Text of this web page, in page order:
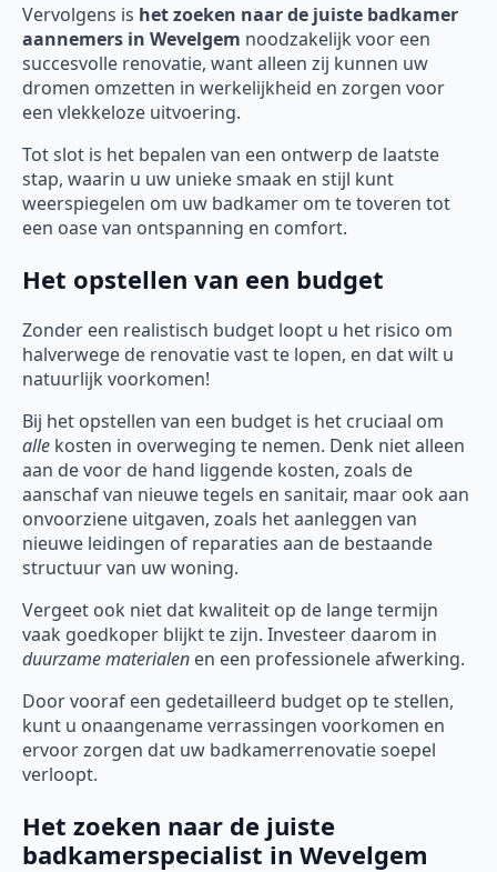
Vervolgens is het zoeken naar de juiste badkamer
aannemers in Wevelgem noodzakelijk voor een
succesvolle renovatie, want alleen zij kunnen uw
dromen omzetten in werkelijkheid en zorgen voor
een vlekkeloze uitvoering.
Tot slot is het bepalen van een ontwerp de laatste
stap, waarin u uw unieke smaak en stijl kunt
weerspiegelen om uw badkamer om te toveren tot
een oase van ontspanning en comfort.
Het opstellen van een budget
Zonder een realistisch budget loopt u het risico om
halverwege de renovatie vast te lopen, en dat wilt u
natuurlijk voorkomen!
Bij het opstellen van een budget is het cruciaal om
alle kosten in overweging te nemen. Denk niet alleen
aan de voor de hand liggende kosten, zoals de
aanschaf van nieuwe tegels en sanitair, maar ook aan
onvoorziene uitgaven, zoals het aanleggen van
nieuwe leidingen of reparaties aan de bestaande
structuur van uw woning.
Vergeet ook niet dat kwaliteit op de lange termijn
vaak goedkoper blijkt te zijn. Investeer daarom in
duurzame materialen en een professionele afwerking.
Door vooraf een gedetailleerd budget op te stellen,
kunt u onaangename verrassingen voorkomen en
ervoor zorgen dat uw badkamerrenovatie soepel
verloopt.
Het zoeken naar de juiste
badkamerspecialist in Wevelgem